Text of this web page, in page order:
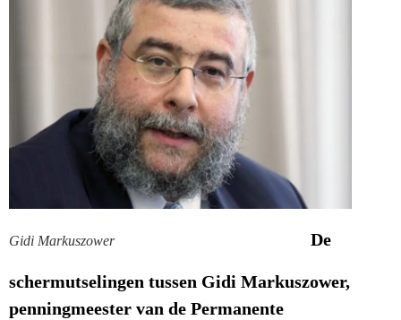
Gidi Markuszower De
schermutselingen tussen Gidi Markuszower,
penningmeester van de Permanente